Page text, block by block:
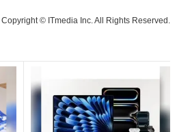
Copyright © ITmedia Inc. All Rights Reserved.